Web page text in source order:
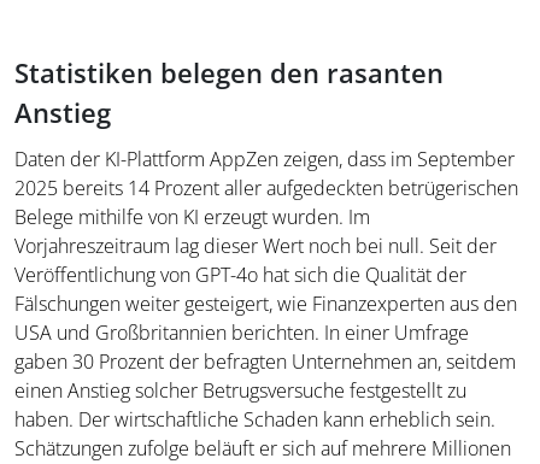
Statistiken belegen den rasanten
Anstieg
Daten der KI-Plattform AppZen zeigen, dass im September
2025 bereits 14 Prozent aller aufgedeckten betrügerischen
Belege mithilfe von KI erzeugt wurden. Im
Vorjahreszeitraum lag dieser Wert noch bei null. Seit der
Veröffentlichung von GPT-4o hat sich die Qualität der
Fälschungen weiter gesteigert, wie Finanzexperten aus den
USA und Großbritannien berichten. In einer Umfrage
gaben 30 Prozent der befragten Unternehmen an, seitdem
einen Anstieg solcher Betrugsversuche festgestellt zu
haben. Der wirtschaftliche Schaden kann erheblich sein.
Schätzungen zufolge beläuft er sich auf mehrere Millionen